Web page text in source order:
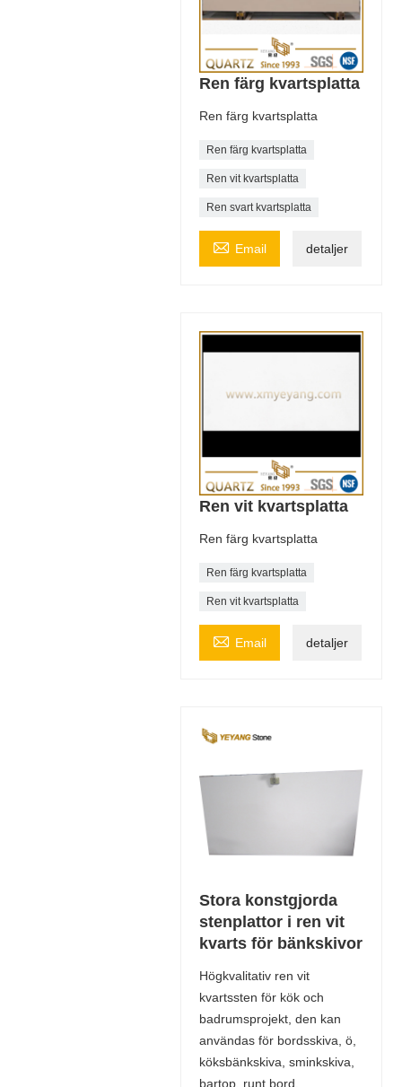
Ren färg kvartsplatta
Ren färg kvartsplatta
Ren färg kvartsplatta
Ren vit kvartsplatta
Ren svart kvartsplatta
 Email detaljer
Ren vit kvartsplatta
Ren färg kvartsplatta
Ren färg kvartsplatta
Ren vit kvartsplatta
 Email detaljer
Stora konstgjorda
stenplattor i ren vit
kvarts för bänkskivor
Högkvalitativ ren vit
kvartssten för kök och
badrumsprojekt, den kan
användas för bordsskiva, ö,
köksbänkskiva, sminkskiva,
bartop, runt bord.